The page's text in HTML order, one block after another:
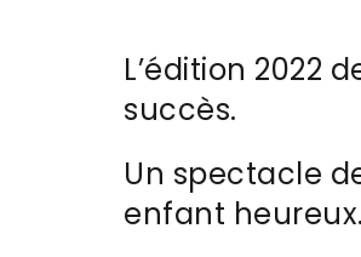
L’édition 2022
succès.
Un spectacle
enfant heureux.